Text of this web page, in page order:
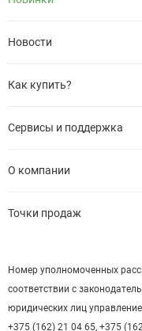
Новости
Как купить?
Сервисы и поддержка
О компании
Точки продаж
Номер уполномоченных
соответствии с
юридических лиц
+375 (162) 21 04 65, +375